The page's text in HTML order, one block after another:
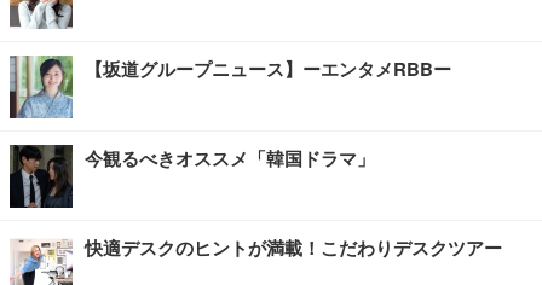
【坂道グループニュース】ーエンタメRBBー
今観るべきオススメ「韓国ドラマ」
快適デスクのヒントが満載！こだわりデスクツアー